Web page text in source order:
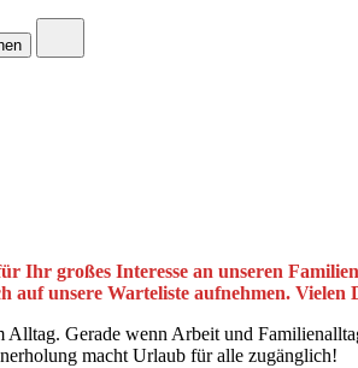
Ihr großes Interesse an unseren
auf unsere Warteliste aufnehmen.
Alltag. Gerade wenn Arbeit und
macht Urlaub für alle zugänglich!